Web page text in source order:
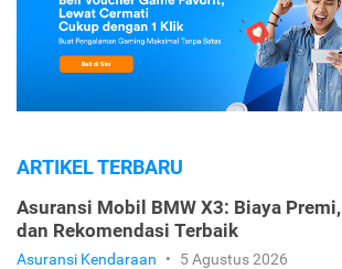
ARTIKEL TERBARU
Asuransi Mobil BMW X3: Biaya
dan Rekomendasi Terbaik
Asuransi Kendaraan • 5 Agustus 2026